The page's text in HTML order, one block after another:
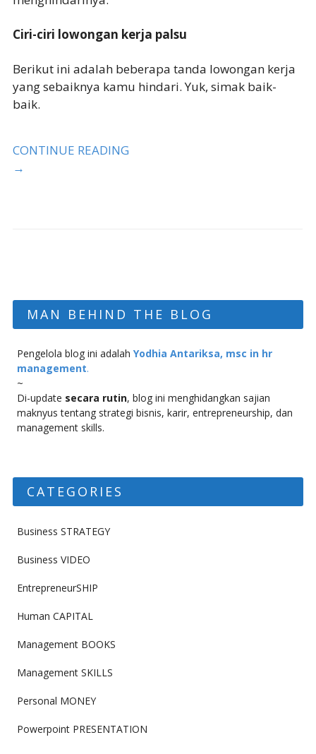
Ciri-ciri lowongan kerja palsu
Berikut ini adalah beberapa tanda lowongan kerja
yang sebaiknya kamu hindari. Yuk, simak baik-
baik.
CONTINUE READING
→
MAN BEHIND THE BLOG
Pengelola blog ini adalah Yodhia Antariksa, msc in hr
management.
~
Di-update secara rutin, blog ini menghidangkan sajian
maknyus tentang strategi bisnis, karir, entrepreneurship, dan
management skills.
CATEGORIES
Business STRATEGY
Business VIDEO
EntrepreneurSHIP
Human CAPITAL
Management BOOKS
Management SKILLS
Personal MONEY
Powerpoint PRESENTATION